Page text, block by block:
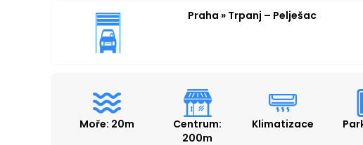
Praha » Trpanj – Pelješac
Moře: 20m
Centrum:
200m
Klimatizace